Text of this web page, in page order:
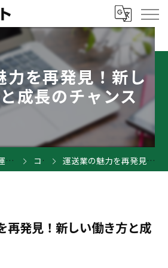
力を再発見！新し
成長のチャンス
奈良県北葛城郡で運送業の求人ならエイトポイント コラム 運送業の魅力を再発見！新しい働き方と成長のチャンス
再発見！新しい働き方と成